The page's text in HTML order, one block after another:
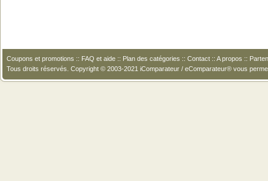
Coupons et promotions :: FAQ et aide :: Plan des catégories :: Contact :: A propos ::
Tous droits réservés. Copyright © 2003-2021 iComparateur / eComparateur® vous